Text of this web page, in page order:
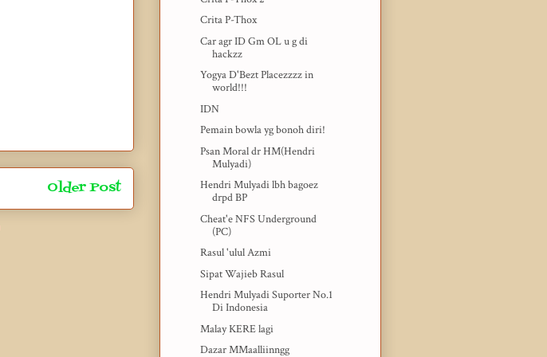
Older Post
Crita P-Thox
Car agr ID Gm OL u g di
hackzz
Yogya D'Bezt Placezzzz in
world!!!
IDN
Pemain bowla yg bonoh diri!
Psan Moral dr HM(Hendri
Mulyadi)
Hendri Mulyadi lbh bagoez
drpd BP
Cheat'e NFS Underground
(PC)
Rasul 'ulul Azmi
Sipat Wajieb Rasul
Hendri Mulyadi Suporter No.1
Di Indonesia
Malay KERE lagi
Dazar MMaalliinngg